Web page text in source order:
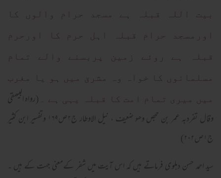
بیت اللہ قبلہ ہے مسجد حرام والوں کا
اورمسجد حرام قبلہ اہل حرم کا اورحرم
قبلہ ہے روئے زمین پربسنے والے تمام
مسلمانوں کا خواہ وہ مشرق میں ہو یا مغرب
میں میری تمام امت کا قبلہ یہی ہے ۔
(رواہ البیھقی
وقال تفردبہ عمر بن حجص وھو ضعیف ، نیل الاوطار ج۲ص۱۶۹ وتفسیر ابن کثیر
ج۱ص۲۰۲)
سید احمد حسن دہلوی فرماتے ہیں کہ اس آیت میں شفر کےمعنی جہت کے ہیں ۔